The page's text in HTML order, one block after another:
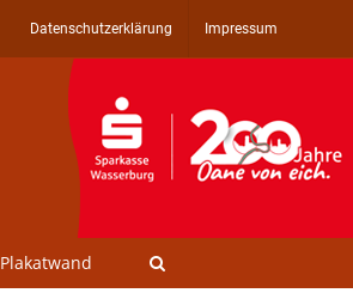
Datenschutzerklärung Impressum
Plakatwand